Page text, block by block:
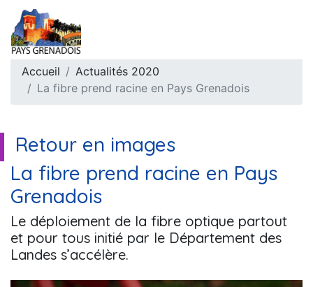
Accueil
Actualités 2020
La fibre prend racine en Pays Grenadois
Retour en images
La fibre prend racine en Pays
Grenadois
Le déploiement de la fibre optique partout
et pour tous initié par le Département des
Landes s’accélère.